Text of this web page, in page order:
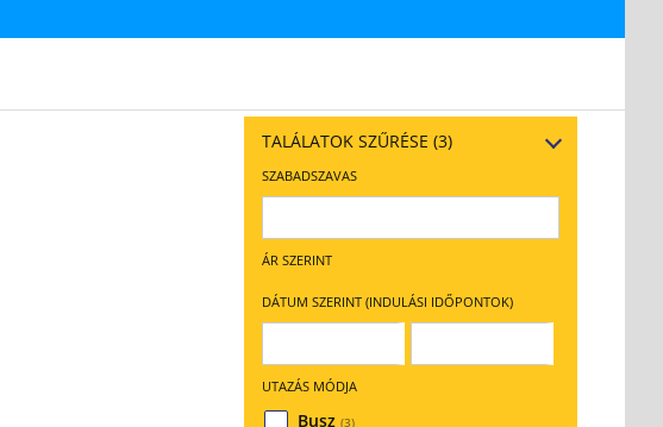
TALÁLATOK SZŰRÉSE (3)
SZABADSZAVAS
ÁR SZERINT
DÁTUM SZERINT (INDULÁSI IDŐPONTOK)
UTAZÁS MÓDJA
Busz (3)